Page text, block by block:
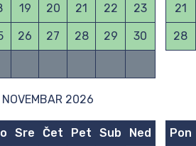
19 20 21 22 23
26 27 28 29 30
21
28
NOVEMBAR 2026
Sre Čet Pet Sub
Ned
Pon